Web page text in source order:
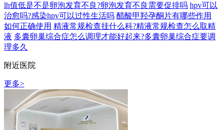
lh值低是不是卵泡发育不良?卵泡发育不良需要促排吗 hpv可以
治愈吗?感染hpv可以过性生活吗 醋酸甲羟孕酮片有哪些作用
如何正确使用 精液常规检查挂什么科?精液常规检查怎么取精
液 多囊卵巢综合症怎么调理才能好起来?多囊卵巢综合症要调
理多久
附近医院
更多>